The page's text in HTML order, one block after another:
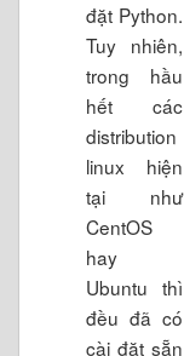
đặt Python.
Tuy nhiên,
trong hầu
hết các
distribution
linux hiện
tại như
CentOS
hay
Ubuntu thì
đều đã có
cài đặt sẵn